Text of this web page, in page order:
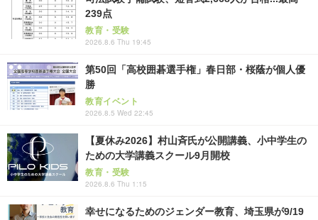
239点
教育・受験
2026.8.6 Thu 19:45
第50回「高校囲碁選手権」春日部・桜蔭が個人優
勝
教育イベント
2026.8.5 Wed 22:45
【夏休み2026】村山斉氏が公開講義、小中学生の
ための大学講義スクール9月開校
教育・受験
2026.8.6 Thu 1:15
幸せになるためのジェンダー教育、埼玉県が9/19